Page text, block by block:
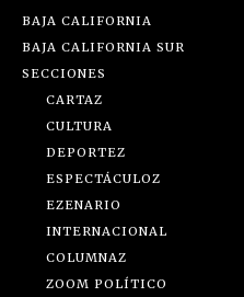
BAJA CALIFORNIA
BAJA CALIFORNIA SUR
SECCIONES
CARTAZ
CULTURA
DEPORTEZ
ESPECTÁCULOZ
EZENARIO
INTERNACIONAL
COLUMNAZ
ZOOM POLÍTICO